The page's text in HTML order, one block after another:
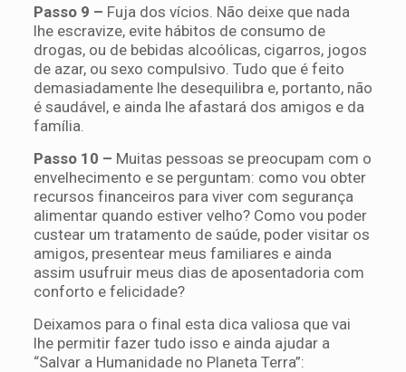
Passo 9 – Fuja dos vícios. Não deixe que nada
lhe escravize, evite hábitos de consumo de
drogas, ou de bebidas alcoólicas, cigarros, jogos
de azar, ou sexo compulsivo. Tudo que é feito
demasiadamente lhe desequilibra e, portanto, não
é saudável, e ainda lhe afastará dos amigos e da
família.
Passo 10 – Muitas pessoas se preocupam com o
envelhecimento e se perguntam: como vou obter
recursos financeiros para viver com segurança
alimentar quando estiver velho? Como vou poder
custear um tratamento de saúde, poder visitar os
amigos, presentear meus familiares e ainda
assim usufruir meus dias de aposentadoria com
conforto e felicidade?
Deixamos para o final esta dica valiosa que vai
lhe permitir fazer tudo isso e ainda ajudar a
“Salvar a Humanidade no Planeta Terra”: